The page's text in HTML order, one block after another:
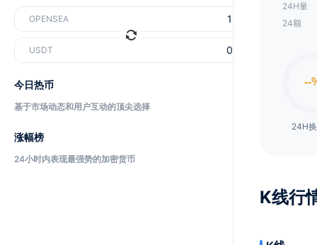
24H量
24额
24H
K线行
OPENSEA
USDT
今日热币
基于市场动态和用户互动的顶尖选择
涨幅榜
24小时内表现最强势的加密货币